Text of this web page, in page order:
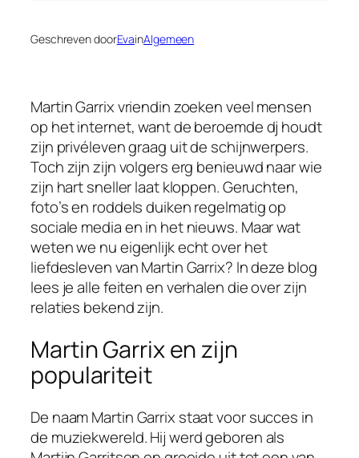
Geschreven doorEvainAlgemeen
Martin Garrix vriendin zoeken veel mensen
op het internet, want de beroemde dj houdt
zijn privéleven graag uit de schijnwerpers.
Toch zijn zijn volgers erg benieuwd naar wie
zijn hart sneller laat kloppen. Geruchten,
foto’s en roddels duiken regelmatig op
sociale media en in het nieuws. Maar wat
weten we nu eigenlijk echt over het
liefdesleven van Martin Garrix? In deze blog
lees je alle feiten en verhalen die over zijn
relaties bekend zijn.
Martin Garrix en zijn
populariteit
De naam Martin Garrix staat voor succes in
de muziekwereld. Hij werd geboren als